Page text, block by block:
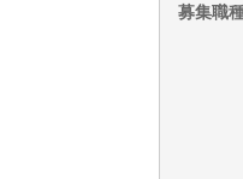
募集職